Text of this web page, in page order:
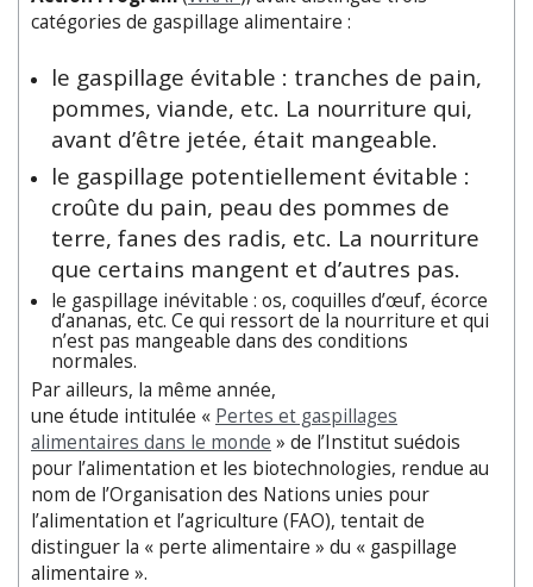
catégories de gaspillage alimentaire :
le gaspillage évitable : tranches de pain,
pommes, viande, etc. La nourriture qui,
avant d’être jetée, était mangeable.
le gaspillage potentiellement évitable :
croûte du pain, peau des pommes de
terre, fanes des radis, etc. La nourriture
que certains mangent et d’autres pas.
le gaspillage inévitable : os, coquilles d’œuf, écorce
d’ananas, etc. Ce qui ressort de la nourriture et qui
n’est pas mangeable dans des conditions
normales.
Par ailleurs, la même année,
une étude intitulée « Pertes et gaspillages
alimentaires dans le monde » de l’Institut suédois
pour l’alimentation et les biotechnologies, rendue au
nom de l’Organisation des Nations unies pour
l’alimentation et l’agriculture (FAO), tentait de
distinguer la « perte alimentaire » du « gaspillage
alimentaire ».